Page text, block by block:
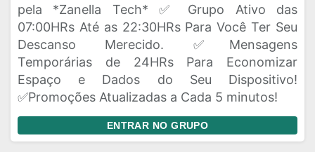
pela *Zanella Tech* ✅ Grupo Ativo das
07:00HRs Até as 22:30HRs Para Você Ter Seu
Descanso Merecido. ✅Mensagens
Temporárias de 24HRs Para Economizar
Espaço e Dados do Seu Dispositivo!
✅Promoções Atualizadas a Cada 5 minutos!
ENTRAR NO GRUPO